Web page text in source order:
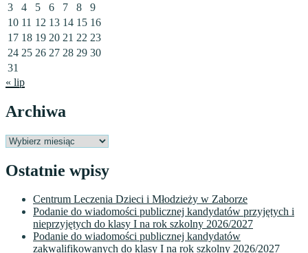
3
4 5 6 7 8
9
10 11 12 13 14 15 16
17 18 19 20 21 22 23
24 25 26 27 28 29 30
31
« lip
Archiwa
Archiwa
Ostatnie wpisy
Centrum Leczenia Dzieci i Młodzieży w Zaborze
Podanie do wiadomości publicznej kandydatów przyjętych i
nieprzyjętych do klasy I na rok szkolny 2026/2027
Podanie do wiadomości publicznej kandydatów
zakwalifikowanych do klasy I na rok szkolny 2026/2027